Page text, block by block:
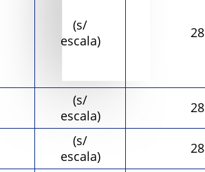
(s/
escala)
28
(s/
escala)
28
(s/
escala)
28